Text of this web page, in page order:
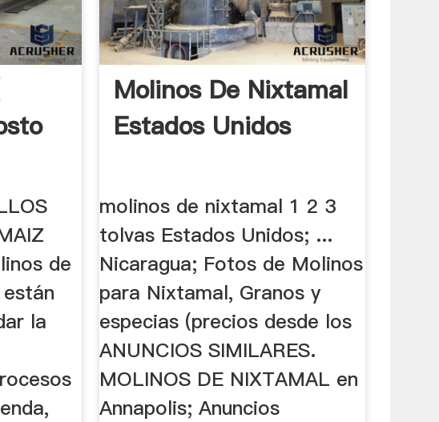
de
la
Molinos De Nixtamal
Estados Unidos
molinos de nixtamal 1 2 3
tolvas Estados Unidos; ...
Nicaragua; Fotos de Molinos
para Nixtamal, Granos y
especias (precios desde los
ANUNCIOS SIMILARES.
MOLINOS DE NIXTAMAL en
Annapolis; Anuncios